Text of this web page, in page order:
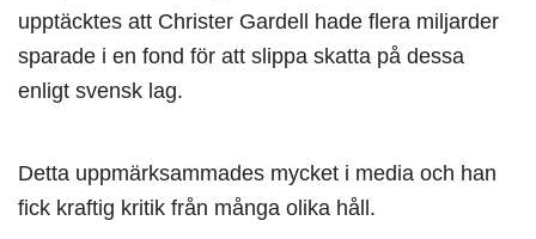
upptäcktes att Christer Gardell hade flera miljarder
sparade i en fond för att slippa skatta på dessa
enligt svensk lag.
Detta uppmärksammades mycket i media och han
fick kraftig kritik från många olika håll.